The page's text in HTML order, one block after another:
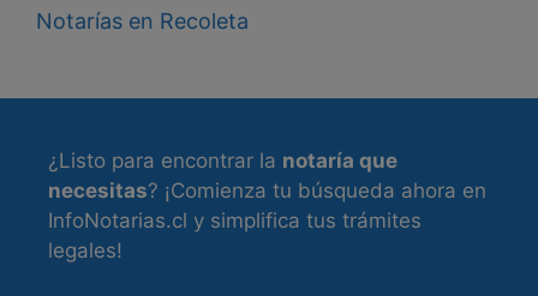
Notarías en Recoleta
¿Listo para encontrar la notaría que
necesitas? ¡Comienza tu búsqueda ahora en
InfoNotarias.cl y simplifica tus trámites
legales!